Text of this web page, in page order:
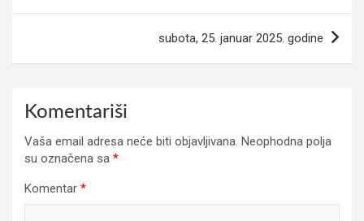
subota, 25. januar 2025. godine
Komentariši
Vaša email adresa neće biti objavljivana. Neophodna polja
su označena sa *
Komentar *